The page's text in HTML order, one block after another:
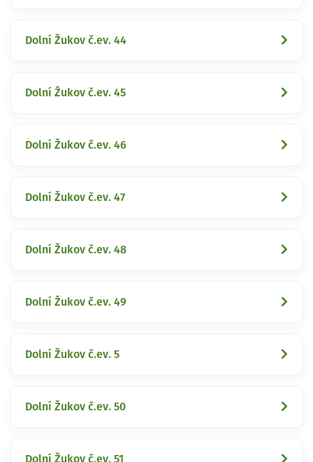
Dolní Žukov č.ev. 44
Dolní Žukov č.ev. 45
Dolní Žukov č.ev. 46
Dolní Žukov č.ev. 47
Dolní Žukov č.ev. 48
Dolní Žukov č.ev. 49
Dolní Žukov č.ev. 5
Dolní Žukov č.ev. 50
Dolní Žukov č.ev. 51